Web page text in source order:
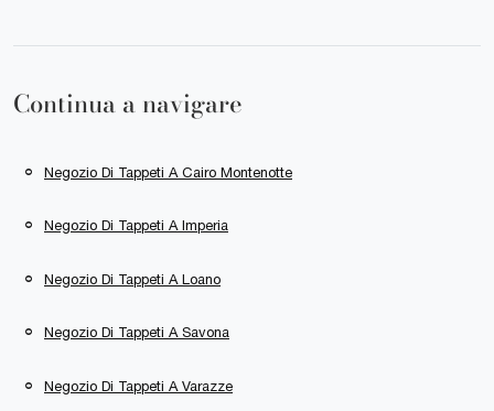
Continua a navigare
Negozio Di Tappeti A Cairo Montenotte
Negozio Di Tappeti A Imperia
Negozio Di Tappeti A Loano
Negozio Di Tappeti A Savona
Negozio Di Tappeti A Varazze